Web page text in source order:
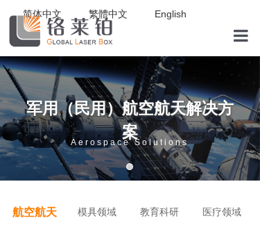
关于我们
简体中文 繁體中文 English
军用（民用）航空航天解决方
案
Aerospace Solutions
航空航天 模具领域 教育科研 医疗领域